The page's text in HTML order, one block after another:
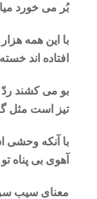
بُر می خورد
با این همه
افتاده اند
بو می کشند ردّ
تیز است مثل
با آنکه
آهوی بی پناه
معنای سیب